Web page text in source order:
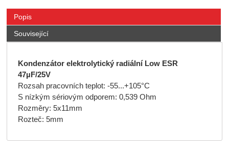
Popis
Související
Kondenzátor elektrolytický radiální Low ESR
47µF/25V
Rozsah pracovních teplot: -55...+105°C
S nízkým sériovým odporem: 0,539 Ohm
Rozměry: 5x11mm
Rozteč: 5mm